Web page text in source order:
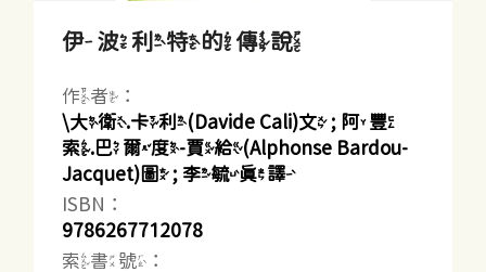
伊波利特的傳說
作者：
\大衛.卡利(Davide Cali)文 ; 阿豐
索.巴爾度-賈給(Alphonse Bardou-
Jacquet)圖 ; 李毓真譯
ISBN：
9786267712078
索書號：